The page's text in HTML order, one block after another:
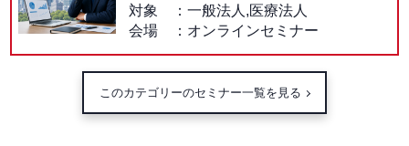
対象
一般法人,医療法人
会場
オンラインセミナー
このカテゴリーのセミナー一覧を見る